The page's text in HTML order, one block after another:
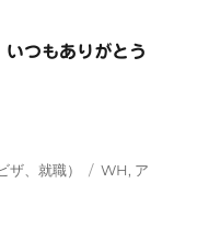
つもありがとう
ザ、就職）
タ
WH, ア